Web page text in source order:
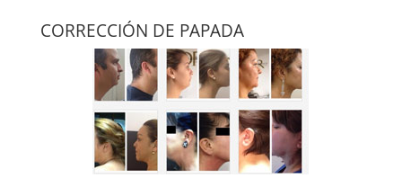
CORRECCIÓN DE PAPADA